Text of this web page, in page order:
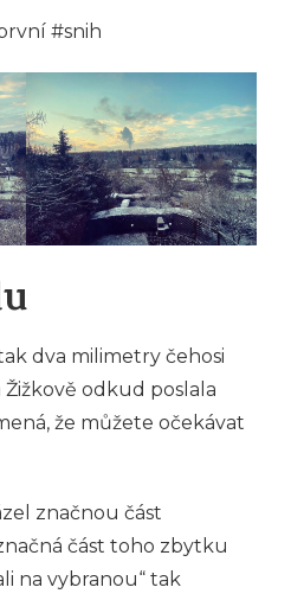
#snih
dva milimetry čehosi
odkud poslala
že můžete očekávat
značnou část
část toho zbytku
na vybranou“ tak